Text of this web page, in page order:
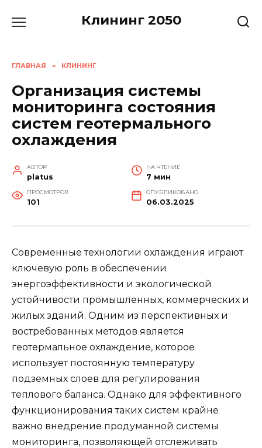
Клининг 2050
ГЛАВНАЯ » КЛИНИНГ
Организация системы
мониторинга состояния
систем геотермального
охлаждения
АВТОР
platus
НА ЧТЕНИЕ
7 мин
ПРОСМОТРОВ
101
ОПУБЛИКОВАНО
06.03.2025
Современные технологии охлаждения играют
ключевую роль в обеспечении
энергоэффективности и экологической
устойчивости промышленных, коммерческих и
жилых зданий. Одним из перспективных и
востребованных методов является
геотермальное охлаждение, которое
использует постоянную температуру
подземных слоев для регулирования
теплового баланса. Однако для эффективного
функционирования таких систем крайне
важно внедрение продуманной системы
мониторинга, позволяющей отслеживать